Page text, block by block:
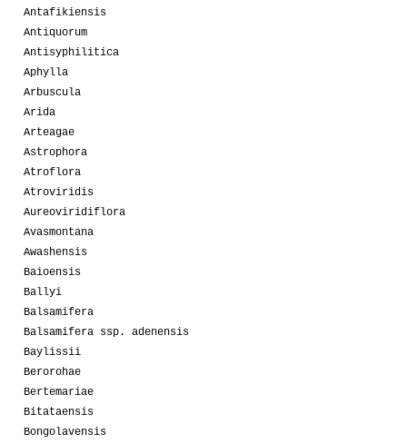
Antafikiensis
Antiquorum
Antisyphilitica
Aphylla
Arbuscula
Arida
Arteagae
Astrophora
Atroflora
Atroviridis
Aureoviridiflora
Avasmontana
Awashensis
Baioensis
Ballyi
Balsamifera
Balsamifera ssp. adenensis
Baylissii
Berorohae
Bertemariae
Bitataensis
Bongolavensis